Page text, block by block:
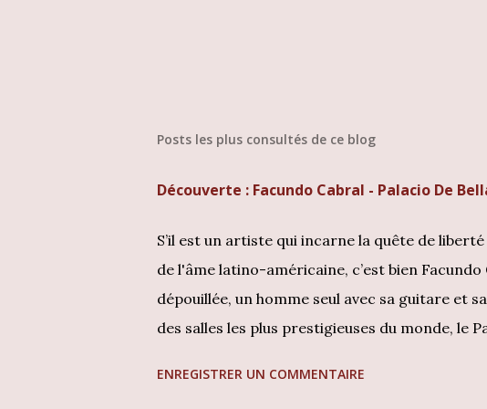
Posts les plus consultés de ce blog
Découverte : Facundo Cabral - Palacio De
S’il est un artiste qui incarne la quête de
de l'âme latino-américaine, c’est bien
dépouillée, un homme seul avec sa guitare et
des salles les plus prestigieuses du monde, le
ENREGISTRER UN COMMENTAIRE